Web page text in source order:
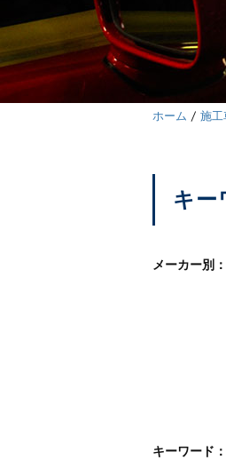
ホーム 施工
キー
メーカー別
キーワード